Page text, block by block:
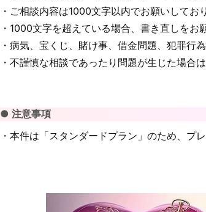
・ご相談内容は1000文字以内でお願いしてお
・1000文字を超えている場合、書き直しをお
・病気、宝くじ、賭け事、借金問題、犯罪行
・不謹慎な相談であったり問題が生じた場合
● 注意事項
・本件は「スタンダードプラン」のため、プ